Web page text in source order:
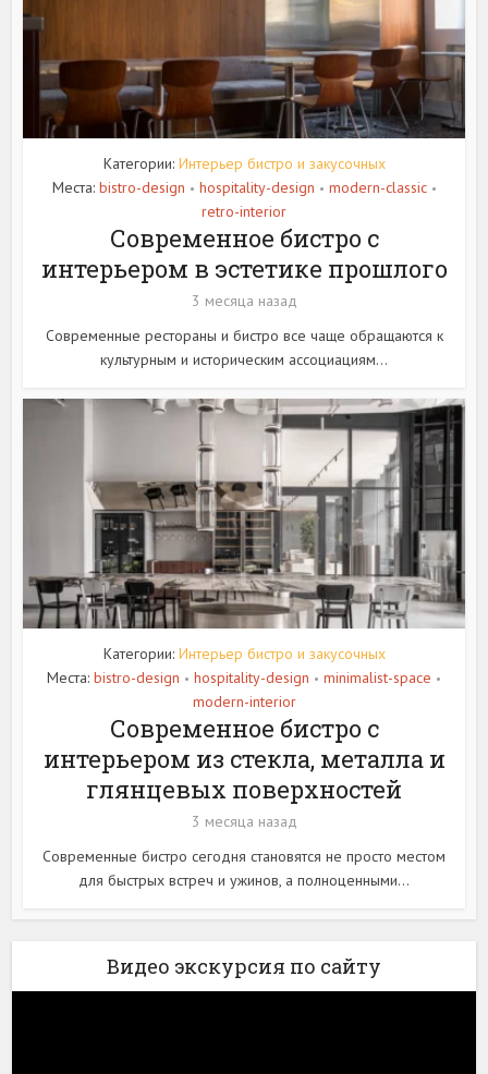
Категории: Интерьер бистро и закусочных
Места: bistro-design • hospitality-design • modern-classic •
retro-interior
Современное бистро с
интерьером в эстетике прошлого
3 месяца назад
Современные рестораны и бистро все чаще обращаются к
культурным и историческим ассоциациям...
Категории: Интерьер бистро и закусочных
Места: bistro-design • hospitality-design • minimalist-space •
modern-interior
Современное бистро с
интерьером из стекла, металла и
глянцевых поверхностей
3 месяца назад
Современные бистро сегодня становятся не просто местом
для быстрых встреч и ужинов, а полноценными...
Видео экскурсия по сайту